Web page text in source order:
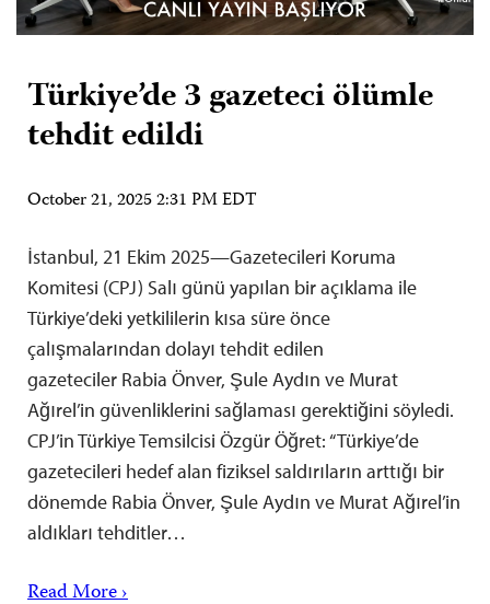
Türkiye’de 3 gazeteci ölümle
tehdit edildi
October 21, 2025 2:31 PM EDT
İstanbul, 21 Ekim 2025—Gazetecileri Koruma
Komitesi (CPJ) Salı günü yapılan bir açıklama ile
Türkiye’deki yetkililerin kısa süre önce
çalışmalarından dolayı tehdit edilen
gazeteciler Rabia Önver, Şule Aydın ve Murat
Ağırel’in güvenliklerini sağlaması gerektiğini söyledi.
CPJ’in Türkiye Temsilcisi Özgür Öğret: “Türkiye’de
gazetecileri hedef alan fiziksel saldırıların arttığı bir
dönemde Rabia Önver, Şule Aydın ve Murat Ağırel’in
aldıkları tehditler…
Read More ›